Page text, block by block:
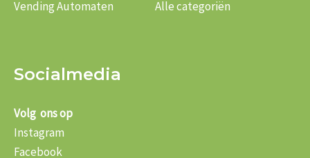
Vending Automaten
Alle categoriën
Socialmedia
Volg ons op
Instagram
Facebook